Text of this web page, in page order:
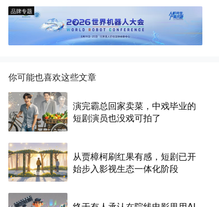
品牌专题
你可能也喜欢这些文章
演完霸总回家卖菜，中戏毕业的
短剧演员也没戏可拍了
从贾樟柯刷红果有感，短剧已开
始步入影视生态一体化阶段